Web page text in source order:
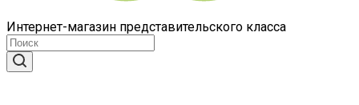
Интернет-магазин представительского класса